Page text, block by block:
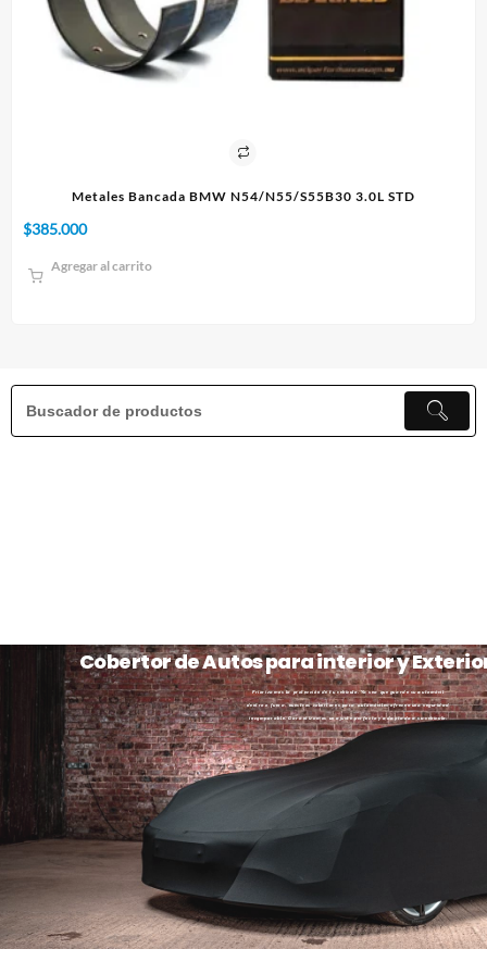
Paño 60x90cm
$10.000
Agregar al carrito
Cobertor de Autos para interior y
Priorizamos la protección de tu vehículo. Ya sea que guarde su automóvil
dentro o fuera, nuestros cobertores para automóviles ofrecen una seguridad
incomparable. Garantizamos un ajuste perfecto y adaptado a su vehículo.